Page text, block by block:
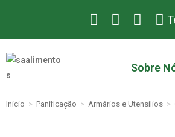
Sobre
Início > Panificação > Armários e Utensílios >